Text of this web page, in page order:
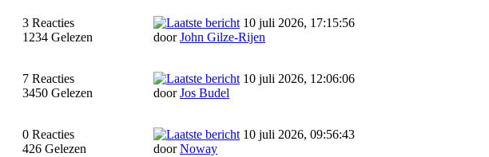
3 Reacties
1234 Gelezen
10 juli 2026, 17:15:56
doorJohn Gilze-Rijen
7 Reacties
3450 Gelezen
10 juli 2026, 12:06:06
doorJos Budel
0 Reacties
426 Gelezen
10 juli 2026, 09:56:43
doorNoway